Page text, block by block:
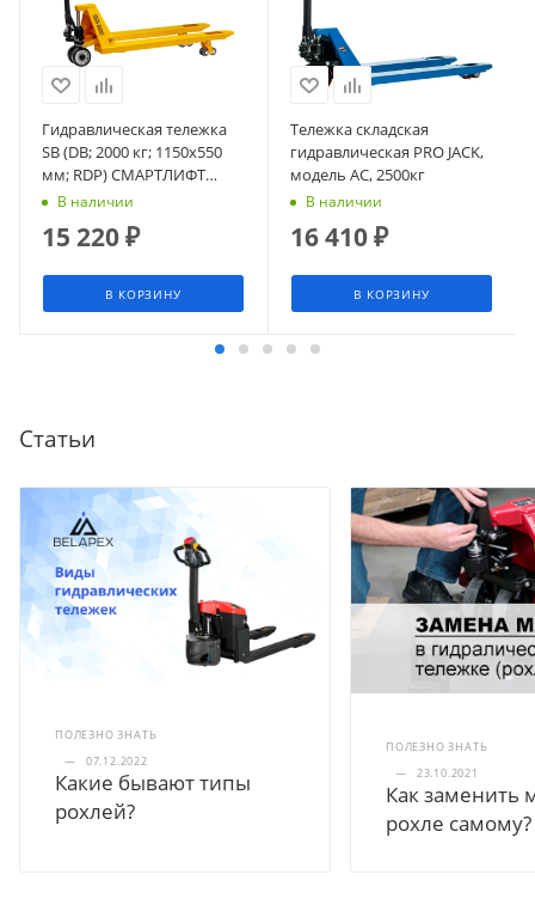
Гидравлическая тележка
SB (DB; 2000 кг; 1150х550
мм; RDP) СМАРТЛИФТ
(SMARTLIFT)
В наличии
15 220₽
В КОРЗИНУ
Тележка складская
гидравлическая PRO JACK,
модель AC, 2500кг
В наличии
16 410₽
В КОРЗИНУ
Статьи
ПОЛЕЗНО ЗНАТЬ
—
07.12.2022
Какие бывают типы
рохлей?
ПОЛЕЗНО ЗНАТЬ
—
23.10.2021
Как заменить
рохле самому?